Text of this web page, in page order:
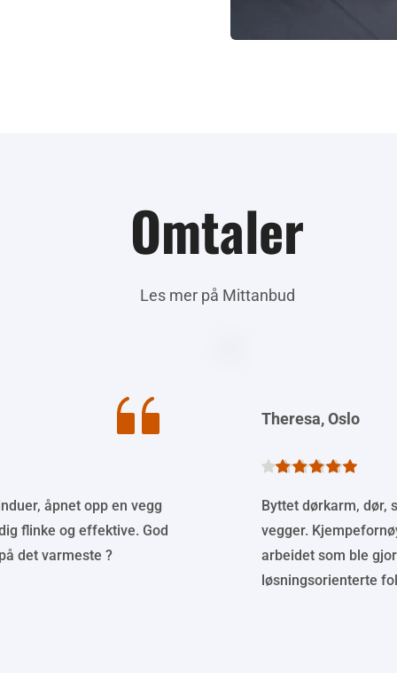
Omtaler
Les mer på Mittanbud
åpnet opp en vegg
flinke og effektive. God
det varmeste ?
Theresa, Oslo
Byttet dørkarm, dør,
vegger.
arbeidet som ble
løsningsorienterte